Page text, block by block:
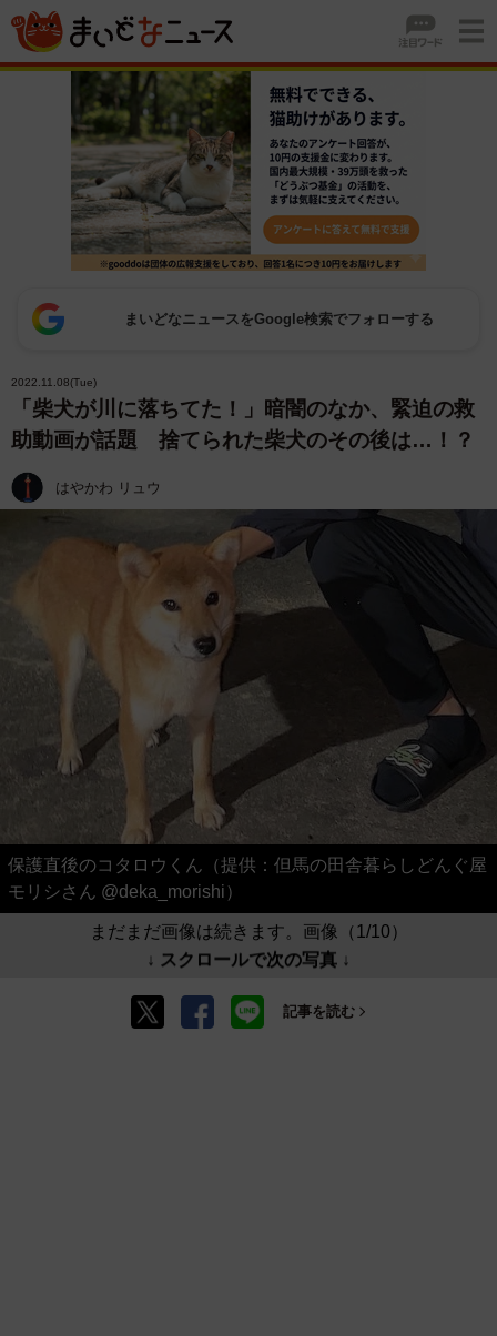
まいどなニュースをGoogle検索でフォローする
2022.11.08(Tue)
「柴犬が川に落ちてた！」暗闇のなか、緊迫の救
助動画が話題 捨てられた柴犬のその後は…！？
はやかわ リュウ
保護直後のコタロウくん（提供：但馬の田舎暮らしどんぐ屋
モリシさん @deka_morishi）
まだまだ画像は続きます。画像（1/10）
↓ スクロールで次の写真 ↓
記事を読む